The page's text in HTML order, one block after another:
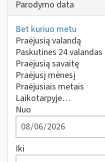
Parodymo data
Bet kuriuo metu
Praėjusią valandą
Paskutines 24 valandas
Praėjusią savaitę
Praėjusį mėnesį
Praėjusiais metais
Laikotarpyje…
Nuo
Iki